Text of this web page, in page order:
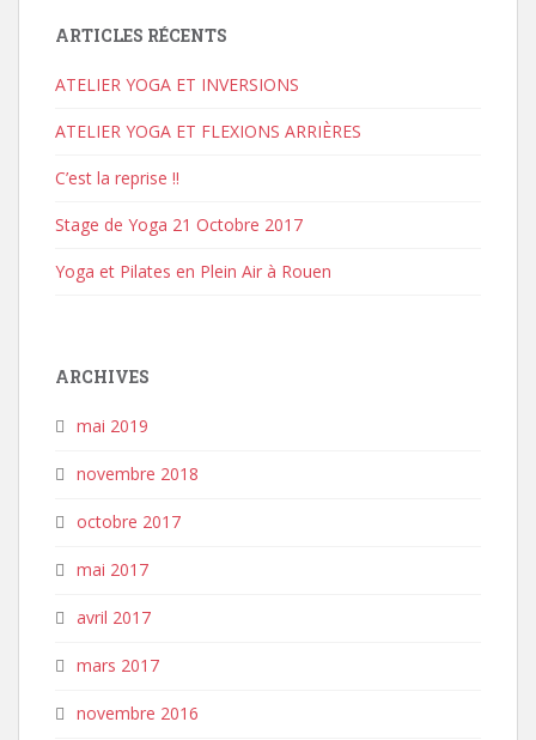
ARTICLES RÉCENTS
ATELIER YOGA ET INVERSIONS
ATELIER YOGA ET FLEXIONS ARRIÈRES
C’est la reprise !!
Stage de Yoga 21 Octobre 2017
Yoga et Pilates en Plein Air à Rouen
ARCHIVES
mai 2019
novembre 2018
octobre 2017
mai 2017
avril 2017
mars 2017
novembre 2016